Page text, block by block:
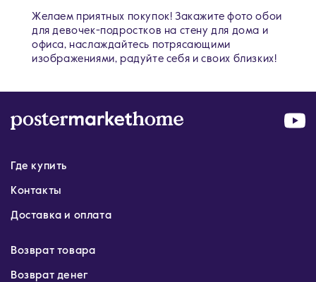
Желаем приятных покупок! Закажите фото обои
для девочек-подростков на стену для дома и
офиса, наслаждайтесь потрясающими
изображениями, радуйте себя и своих близких!
Где купить
Контакты
Доставка и оплата
Возврат товара
Возврат денег